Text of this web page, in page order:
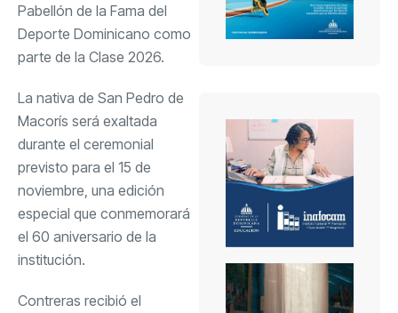
Pabellón de la Fama del
Deporte Dominicano como
parte de la Clase 2026.
La nativa de San Pedro de
Macorís será exaltada
durante el ceremonial
previsto para el 15 de
noviembre, una edición
especial que conmemorará
el 60 aniversario de la
institución.
Contreras recibió el